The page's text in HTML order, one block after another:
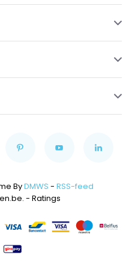
ByDMWS - RSS-feed
- Ratings